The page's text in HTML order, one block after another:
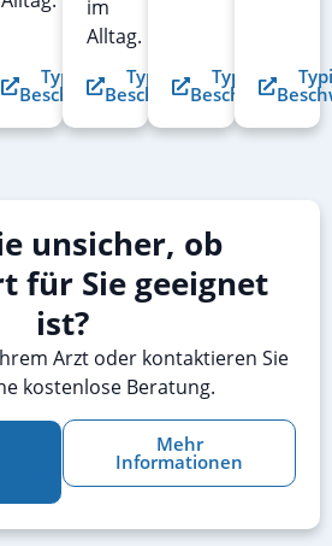
Typische
Beschwerden
im
Alltag.
Typische
Beschwerden
Typische
Beschwerden
unsicher, ob
für Sie geeignet
ist?
Arzt oder kontaktieren Sie
kostenlose Beratung.
Mehr
Informationen